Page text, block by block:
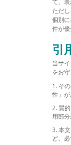
て、
ただ
個別
件が優
引
当サ
をお守
そ
性」が
質
用部
本
ど、